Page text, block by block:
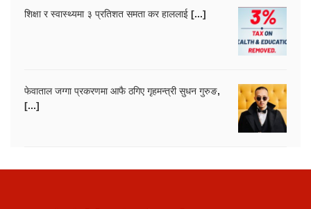
शिक्षा र स्वास्थ्यमा ३ प्रतिशत समता कर हाललाई [...]
फेवाताल जग्गा प्रकरणमा आफै ठगिए गृहमन्त्री सुधन गुरुङ,
[...]